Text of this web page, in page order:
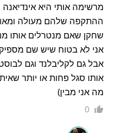
מרשימה אותי היא אינדיאנה
ההתקפה שלהם מעולה
שחקן שאם מנטרלים אותו
אני לא בטוח שיש שם מספיק
אבל גם לקליבלנד וגם
מה אני מבין)
0